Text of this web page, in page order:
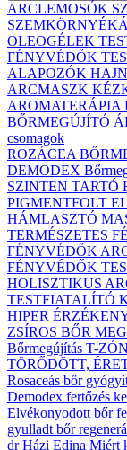
ARCLEMOSÓK
OLEOGÉLEK
FÉNYVÉDŐK
ALAPOZÓK
ARCMASZK
AROMATERÁPIA
BŐRMEGÚJÍTÓ
csomagok
ROZÁCEA
DEMODEX
SZINTEN TARTÓ
PIGMENTFOLT
HÁMLASZTÓ
TERMÉSZETES
FÉNYVÉDŐK
FÉNYVÉDŐK
HOLISZTIKUS
TESTFIATALÍTÓ
HIPER
ZSÍROS BŐR
Bőrmegújítás T-
TÖRŐDÖTT,
Rosaceás bőr
Demodex fertőzés
Elvékonyodott bőr
gyulladt bőr
dr Házi Edina Miért